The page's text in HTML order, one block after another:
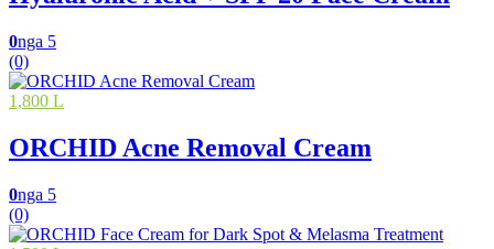
0nga 5
(0)
1,800 L
ORCHID Acne Removal Cream
0nga 5
(0)